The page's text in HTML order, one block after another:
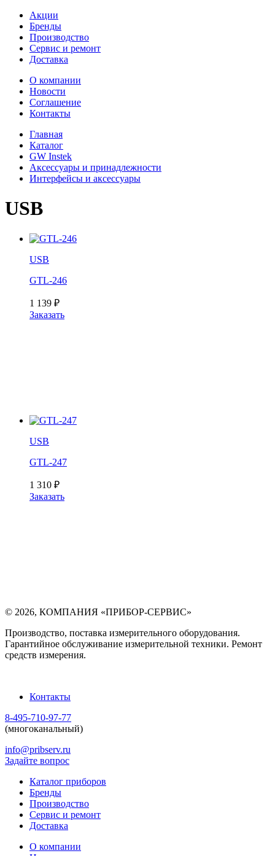
Акции
Бренды
Производство
Сервис и ремонт
Доставка
О компании
Новости
Соглашение
Контакты
Главная
Каталог
GW Instek
Аксессуары и принадлежности
Интерфейсы и аксессуары
USB
USB
GTL-246
1 139 ₽
Заказать
USB
GTL-247
1 310 ₽
Заказать
© 2026, КОМПАНИЯ «ПРИБОР-СЕРВИС»
Производство, поставка измерительного оборудования.
Гарантийное обслуживание измерительной техники. Ремонт
средств измерения.
Контакты
8-495-710-97-77
(многоканальный)
info@pribserv.ru
Задайте вопрос
Каталог приборов
Бренды
Производство
Сервис и ремонт
Доставка
О компании